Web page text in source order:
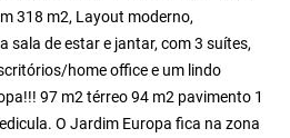
318 m2, Layout moderno,
sala de estar e jantar, com 3 suítes,
home office e um lindo
97 m2 térreo 94 m2 pavimento 1
O Jardim Europa fica na zona